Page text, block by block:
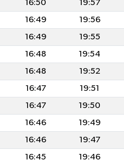
16:50 19:57
16:49 19:56
16:49 19:55
16:48 19:54
16:48 19:52
16:47 19:51
16:47 19:50
16:46 19:49
16:46 19:47
16:45 19:46